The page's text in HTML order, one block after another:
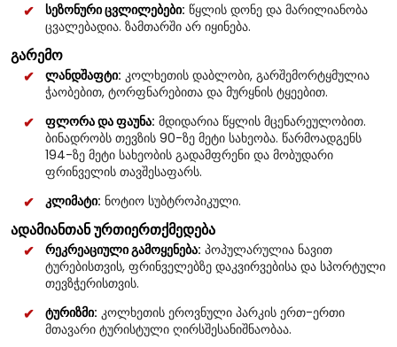
სეზონური ცვლილებები: წყლის დონე და მარილიანობა
ცვალებადია. ზამთარში არ იყინება.
გარემო
ლანდშაფტი: კოლხეთის დაბლობი, გარშემორტყმულია
ჭაობებით, ტორფნარებითა და მურყნის ტყეებით.
ფლორა და ფაუნა: მდიდარია წყლის მცენარეულობით.
ბინადრობს თევზის 90-ზე მეტი სახეობა. წარმოადგენს
194-ზე მეტი სახეობის გადამფრენი და მობუდარი
ფრინველის თავშესაფარს.
კლიმატი: ნოტიო სუბტროპიკული.
ადამიანთან ურთიერთქმედება
რეკრეაციული გამოყენება: პოპულარულია ნავით
ტურებისთვის, ფრინველებზე დაკვირვებისა და სპორტული
თევზჭერისთვის.
ტურიზმი: კოლხეთის ეროვნული პარკის ერთ-ერთი
მთავარი ტურისტული ღირსშესანიშნაობაა.